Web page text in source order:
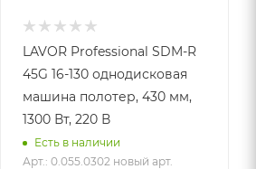
LAVOR Professional SDM-R
45G 16-130 однодисковая
машина полотер, 430 мм,
1300 Вт, 220 В
Есть в наличии
Арт.: 0.055.0302 новый арт.